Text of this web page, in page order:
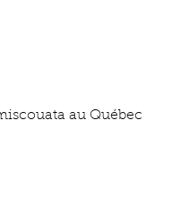
au Québec